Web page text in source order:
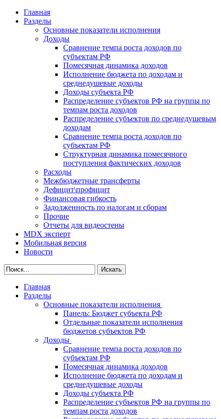
Главная
Разделы
Основные показатели исполнения
Доходы
Сравнение темпа роста доходов по
субъектам РФ
Помесячная динамика доходов
Исполнение бюджета по доходам и
среднедушевые доходы
Доходы субъекта РФ
Распределение субъектов РФ на группы по
темпам роста доходов
Распределение субъектов по среднедушевым
доходам
Сравнение темпа роста доходов по
субъектам РФ
Структурная динамика помесячного
поступления фактических доходов
Расходы
Межбюджетные трансферты
Дефицит\профицит
Финансовая гибкость
Задолженность по налогам и сборам
Прочие
Отчеты для видеостены
MDX эксперт
Мобильная версия
Новости
Главная
Разделы
Основные показатели исполнения
Панель: Бюджет субъекта РФ
Отдельные показатели исполнения
бюджетов субъектов РФ
Доходы
Сравнение темпа роста доходов по
субъектам РФ
Помесячная динамика доходов
Исполнение бюджета по доходам и
среднедушевые доходы
Доходы субъекта РФ
Распределение субъектов РФ на группы по
темпам роста доходов